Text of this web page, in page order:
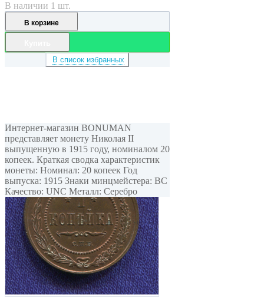
В наличии 1 шт.
В корзине
В список избранных
Интернет-магазин BONUMAN
представляет монету Николая II
выпущенную в 1915 году, номиналом 20
копеек. Краткая сводка характеристик
монеты: Номинал: 20 копеек Год
выпуска: 1915 Знаки минцмейстера: ВС
Качество: UNC Металл: Серебро